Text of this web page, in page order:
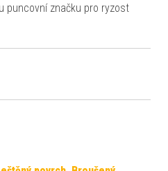
puncovní značku pro ryzost